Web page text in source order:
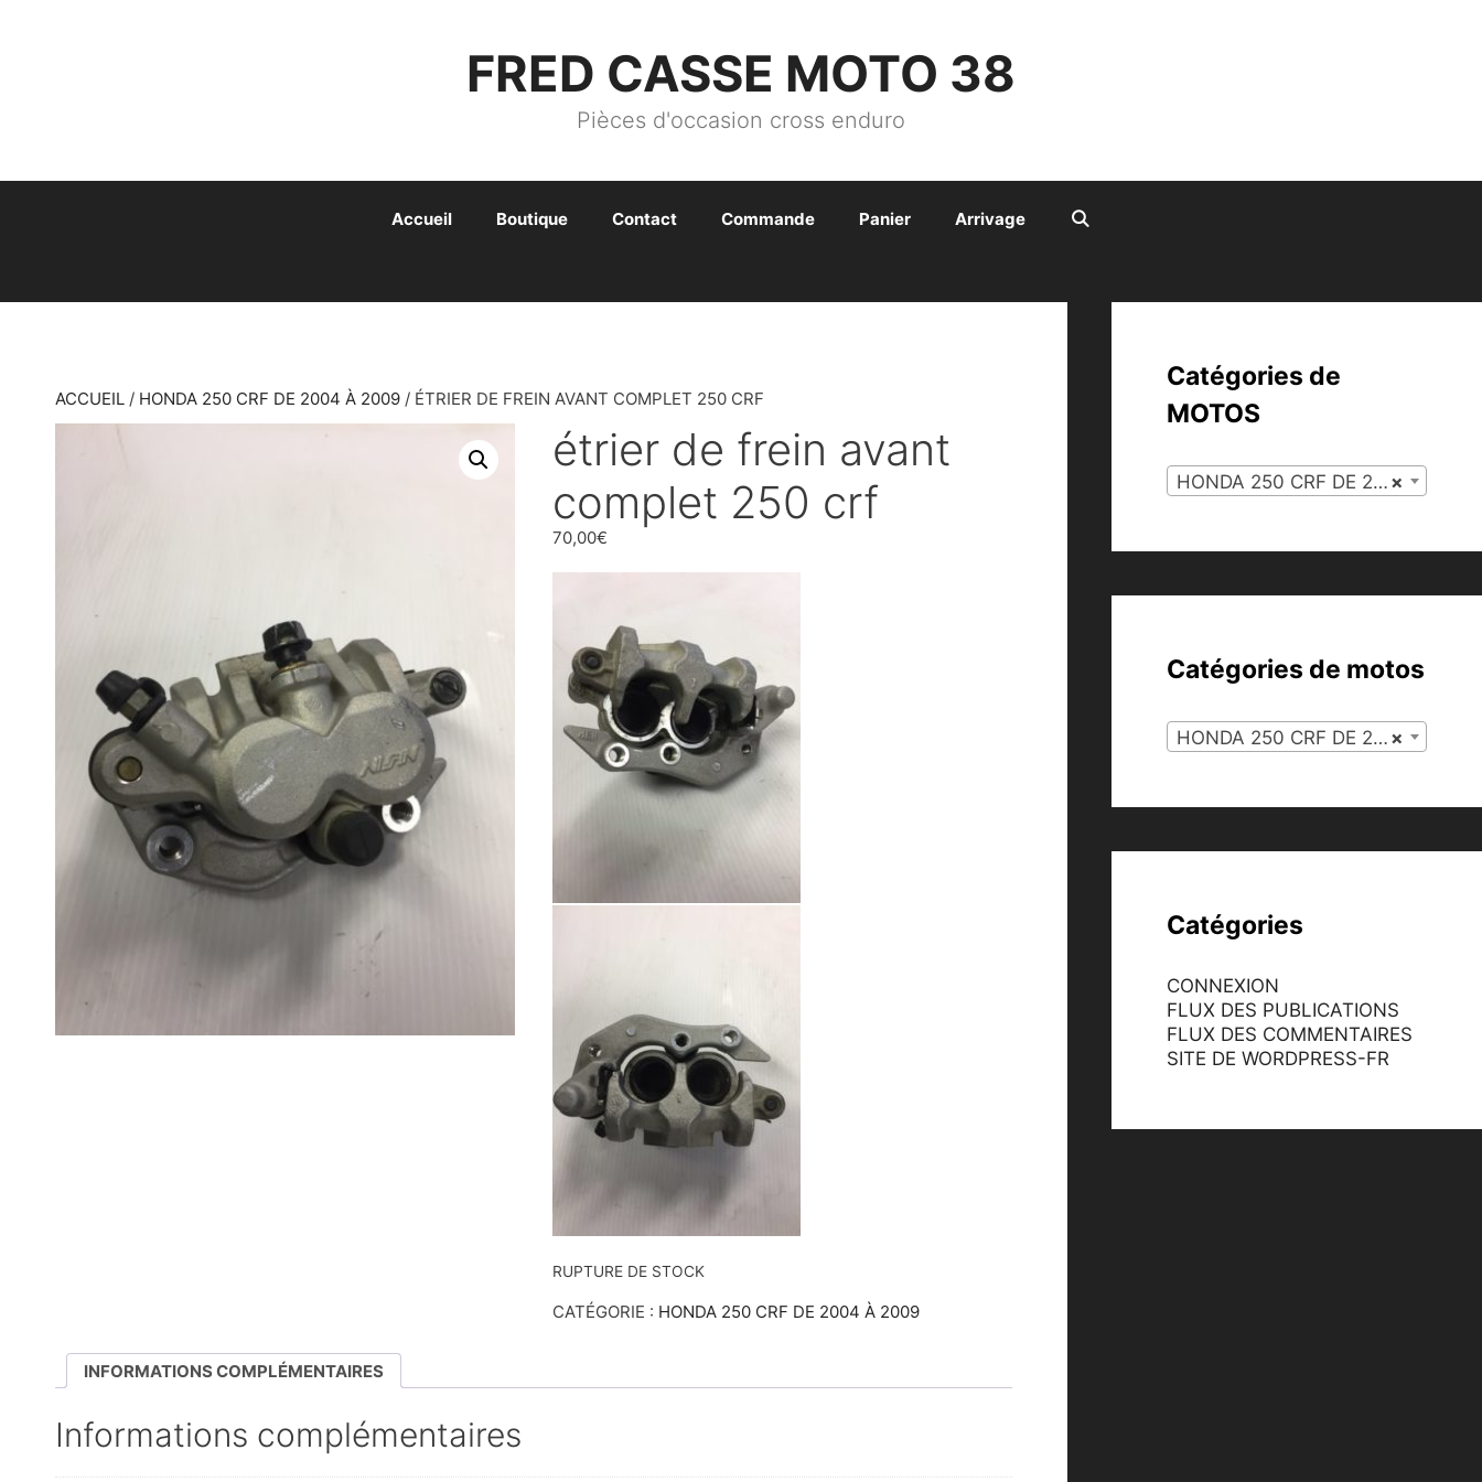
FRED CASSE MOTO 38
Pièces d'occasion cross enduro
Accueil Boutique Contact Commande Panier Arrivage
ACCUEIL / HONDA 250 CRF DE 2004 À 2009 / ÉTRIER DE FREIN AVANT COMPLET 250 CRF
étrier de frein avant
complet 250 crf
70,00€
RUPTURE DE STOCK
CATÉGORIE : HONDA 250 CRF DE 2004 À 2009
INFORMATIONS COMPLÉMENTAIRES
Informations complémentaires
Catégories de
MOTOS
×
HONDA 250 CRF DE 2004 À 2009 (116)
Catégories de motos
×
HONDA 250 CRF DE 2004 À 2009 (116)
Catégories
CONNEXION
FLUX DES PUBLICATIONS
FLUX DES COMMENTAIRES
SITE DE WORDPRESS-FR